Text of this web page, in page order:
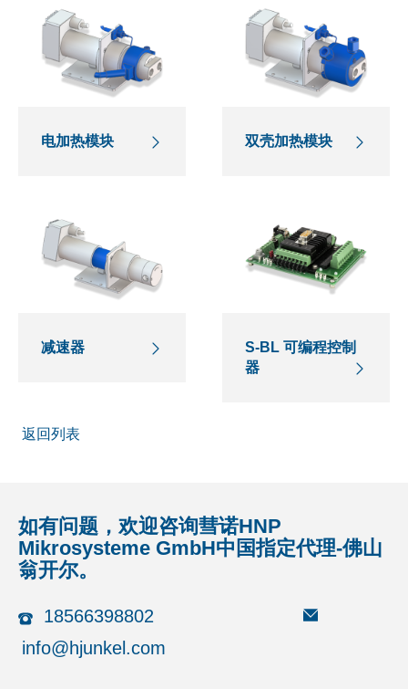
电加热模块 双壳加热模块
减速器
S-BL 可编程控制
器
返回列表
如有问题，欢迎咨询彗诺HNP
Mikrosysteme GmbH中国指定代理-佛山
翁开尔。
18566398802
info@hjunkel.com